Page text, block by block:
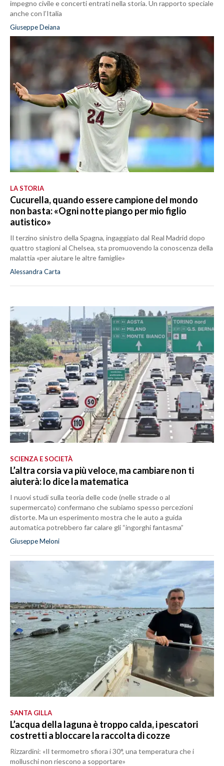
impegno civile e concerti entrati nella storia. Un rapporto speciale
anche con l’Italia
Giuseppe Deiana
LA STORIA
Cucurella, quando essere campione del mondo
non basta: «Ogni notte piango per mio figlio
autistico»
Il terzino sinistro della Spagna, ingaggiato dal Real Madrid dopo
quattro stagioni al Chelsea, sta promuovendo la conoscenza della
malattia «per aiutare le altre famiglie»
Alessandra Carta
SCIENZA E SOCIETÀ
L’altra corsia va più veloce, ma cambiare non ti
aiuterà: lo dice la matematica
I nuovi studi sulla teoria delle code (nelle strade o al
supermercato) confermano che subiamo spesso percezioni
distorte. Ma un esperimento mostra che le auto a guida
automatica potrebbero far calare gli “ingorghi fantasma”
Giuseppe Meloni
SANTA GILLA
L’acqua della laguna è troppo calda, i pescatori
costretti a bloccare la raccolta di cozze
Rizzardini: «Il termometro sfiora i 30°, una temperatura che i
molluschi non riescono a sopportare»